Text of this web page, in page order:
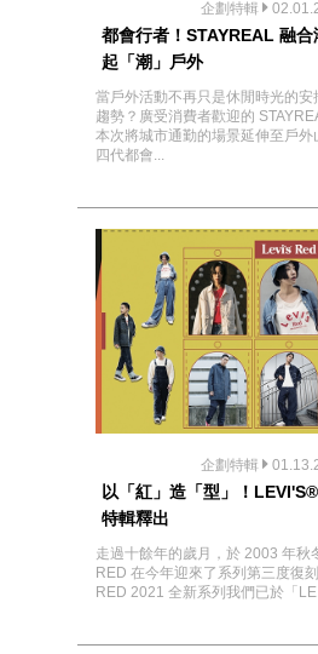
企劃特輯
都會行者！STAYREAL 融
起「潮」戶外
當戶外活動不再只是休閒時光的安
趨勢？廣受消費者歡迎的
本次將城市通勤的場景延伸至戶外
四代都會...
企劃特輯
以「紅」造「型」！
特輯釋出
走過十餘年的歲月，於 2003 年秋
RED 在今年迎來了系列第三度復
RED 2021 全新系列我們已於「